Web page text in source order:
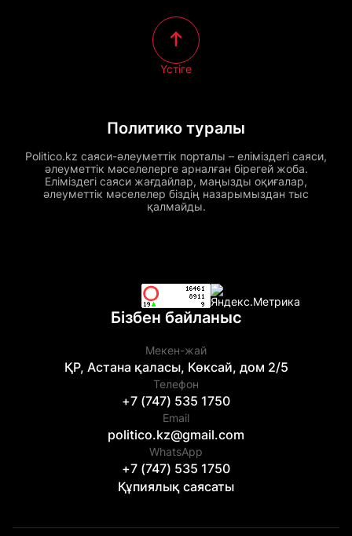
Политико туралы
Politico.kz саяси-әлеуметтік порталы – еліміздегі саяси,
әлеуметтік мәселелерге арналған бірегей жоба.
Еліміздегі саяси жағдайлар, маңызды оқиғалар,
әлеуметтік мәселелер біздің назарымыздан тыс
қалмайды.
Үстіге
Бізбен байланыс
Мекен-жай
ҚР, Астана қаласы, Көксай, дом 2/5
Телефон
+7 (747) 535 1750
Email
politico.kz@gmail.com
WhatsApp
+7 (747) 535 1750
Құпиялық саясаты